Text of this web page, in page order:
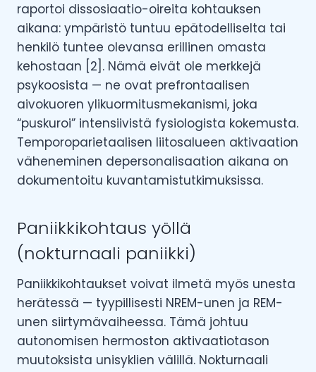
raportoi dissosiaatio-oireita kohtauksen
aikana: ympäristö tuntuu epätodelliselta tai
henkilö tuntee olevansa erillinen omasta
kehostaan [2]. Nämä eivät ole merkkejä
psykoosista — ne ovat prefrontaalisen
aivokuoren ylikuormitusmekanismi, joka
“puskuroi” intensiivistä fysiologista kokemusta.
Temporoparietaalisen liitosalueen aktivaation
väheneminen depersonalisaation aikana on
dokumentoitu kuvantamistutkimuksissa.
Paniikkikohtaus yöllä
(nokturnaali paniikki)
Paniikkikohtaukset voivat ilmetä myös unesta
herätessä — tyypillisesti NREM-unen ja REM-
unen siirtymävaiheessa. Tämä johtuu
autonomisen hermoston aktivaatiotason
muutoksista unisyklien välillä. Nokturnaali